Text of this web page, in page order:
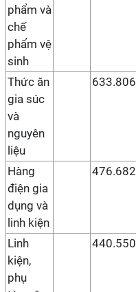
phẩm và
chế
phẩm vệ
sinh
Thức ăn
gia súc
và
nguyên
liệu
633.806
Hàng
điện gia
dụng và
linh kiện
476.682
Linh
kiện,
phụ
440.550